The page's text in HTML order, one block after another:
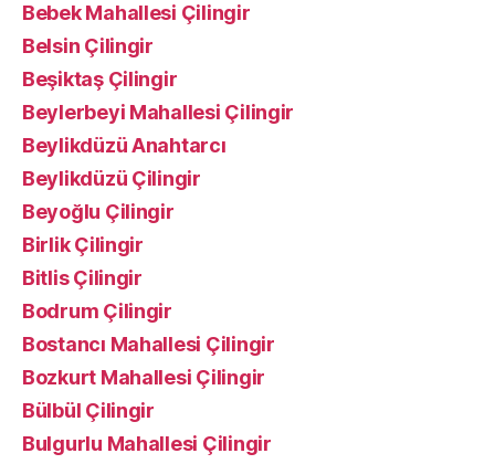
Bebek Mahallesi Çilingir
Belsin Çilingir
Beşiktaş Çilingir
Beylerbeyi Mahallesi Çilingir
Beylikdüzü Anahtarcı
Beylikdüzü Çilingir
Beyoğlu Çilingir
Birlik Çilingir
Bitlis Çilingir
Bodrum Çilingir
Bostancı Mahallesi Çilingir
Bozkurt Mahallesi Çilingir
Bülbül Çilingir
Bulgurlu Mahallesi Çilingir